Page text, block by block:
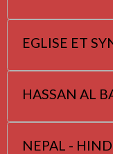
EGLISE ET
HASSAN AL
NEPAL -